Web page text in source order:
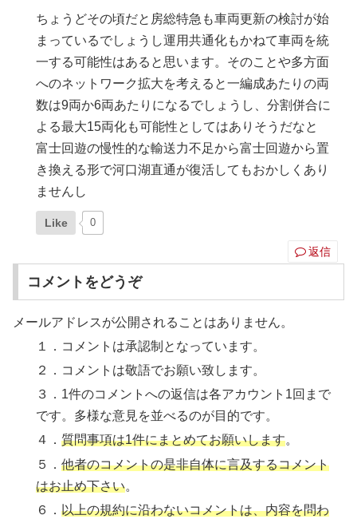
ちょうどその頃だと房総特急も車両更新の検討が始
まっているでしょうし運用共通化もかねて車両を統
一する可能性はあると思います。そのことや多方面
へのネットワーク拡大を考えると一編成あたりの両
数は9両か6両あたりになるでしょうし、分割併合に
よる最大15両化も可能性としてはありそうだなと
富士回遊の慢性的な輸送力不足から富士回遊から置
き換える形で河口湖直通が復活してもおかしくあり
ませんし
Like 0
返信
コメントをどうぞ
メールアドレスが公開されることはありません。
１．コメントは承認制となっています。
２．コメントは敬語でお願い致します。
３．1件のコメントへの返信は各アカウント1回まで
です。多様な意見を並べるのが目的です。
４．質問事項は1件にまとめてお願いします。
５．他者のコメントの是非自体に言及するコメント
はお止め下さい。
６．以上の規約に沿わないコメントは、内容を問わ